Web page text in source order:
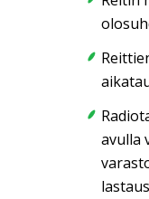
avulla